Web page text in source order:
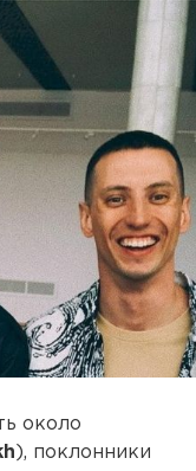
около
), поклонники